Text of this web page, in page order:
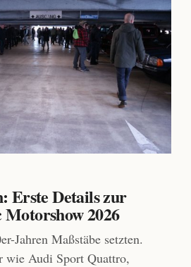
Erste Details zur
2026
Jahren Maßstäbe setzten.
wie Audi Sport Quattro,